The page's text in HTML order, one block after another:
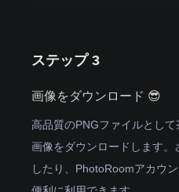
ステップ 3
画像をダウンロード 😎
高品質のPNGファイルとし
画像をダウンロードします
したり、PhotoRoomアカウ